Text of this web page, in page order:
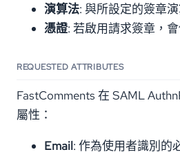
演算法: 與所設定的簽章
憑證: 若啟用請求簽章，
REQUESTED ATTRIBUTES
FastComments 在 SAML
屬性：
Email: 作為使用者識別的